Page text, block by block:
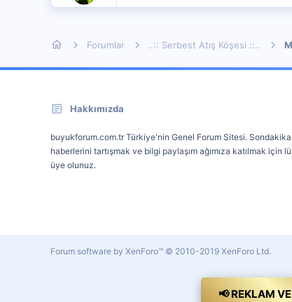
Forumlar ..:: Serbest Atış Köşesi ::..
Hakkımızda
buyukforum.com.tr Türkiye'nin Genel Forum Sitesi. Sondakika
haberlerini tartışmak ve bilgi paylaşım ağımıza katılmak için
üye olunuz.
Forum software by XenForo™ © 2010-2019 XenForo Ltd.
📢 REKLAM